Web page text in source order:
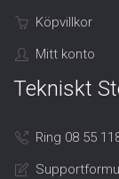
Köpvillkor
Mitt konto
Tekniskt
Ring 08 55